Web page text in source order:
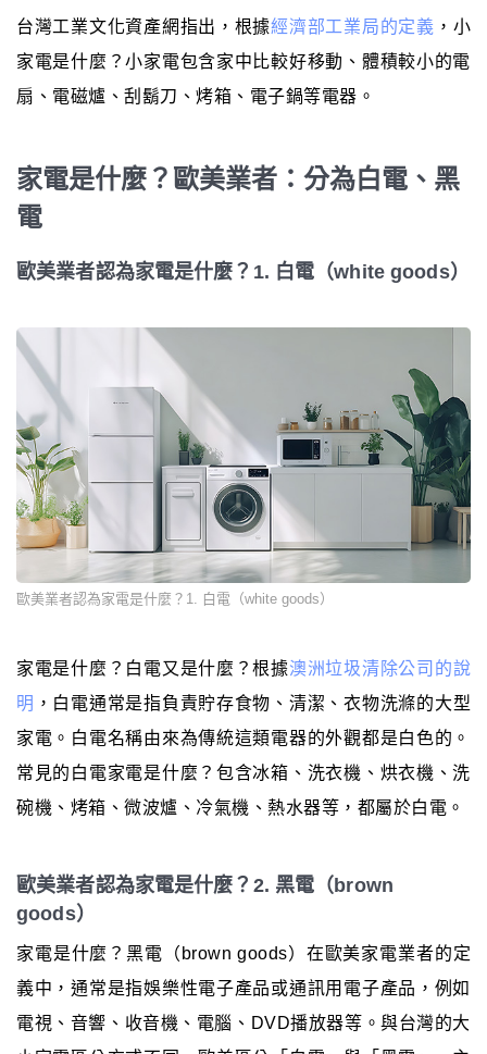
台灣工業文化資產網指出，根據經濟部工業局的定義 ，小
家電是什麼？小家電包含家中比較好移動、體積較小的電
扇、電磁爐、刮鬍刀、烤箱、電子鍋等電器。
家電是什麼？歐美業者：分為白電、黑
電
歐美業者認為家電是什麼？1. 白電（white goods）
歐美業者認為家電是什麼？1. 白電（white goods）
家電是什麼？白電又是什麼？根據澳洲垃圾清除公司的說
明 ，白電通常是指負責貯存食物、清潔、衣物洗滌的大型
家電。白電名稱由來為傳統這類電器的外觀都是白色的。
常見的白電家電是什麼？包含冰箱、洗衣機、烘衣機、洗
碗機、烤箱、微波爐、冷氣機、熱水器等，都屬於白電。
歐美業者認為家電是什麼？2. 黑電（brown
goods）
家電是什麼？黑電（brown goods）在歐美家電業者的定
義中，通常是指娛樂性電子產品或通訊用電子產品，例如
電視、音響、收音機、電腦、DVD播放器等。與台灣的大